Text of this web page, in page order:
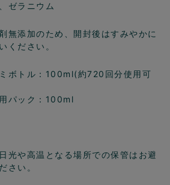
ゼラニウム
無添加のため、開封後はすみやかに
ください。
ボトル：100ml(約720回分使用可
パック：100ml
光や高温となる場所での保管はお避
さい。